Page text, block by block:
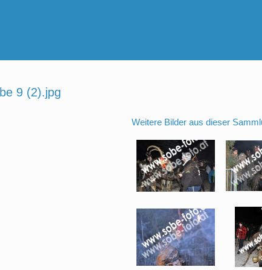
9 (2).jpg
Weitere Bilder aus dieser